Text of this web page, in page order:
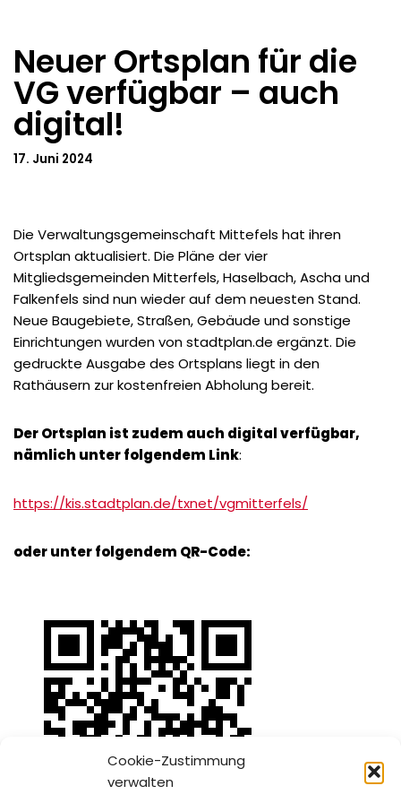
Cookie-Zustimmung
verwalten
Neuer Ortsplan für die
VG verfügbar – auch
digital!
17. Juni 2024
Die Verwaltungsgemeinschaft Mittefels hat ihren
Ortsplan aktualisiert. Die Pläne der vier
Mitgliedsgemeinden Mitterfels, Haselbach, Ascha und
Falkenfels sind nun wieder auf dem neuesten Stand.
Neue Baugebiete, Straßen, Gebäude und sonstige
Einrichtungen wurden von stadtplan.de ergänzt. Die
gedruckte Ausgabe des Ortsplans liegt in den
Rathäusern zur kostenfreien Abholung bereit.
Der Ortsplan ist zudem auch digital verfügbar,
nämlich unter folgendem Link:
https://kis.stadtplan.de/txnet/vgmitterfels/
oder unter folgendem QR-Code: